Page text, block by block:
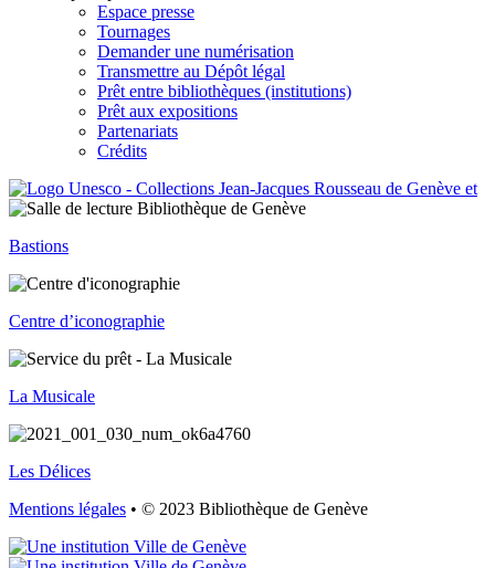
Espace presse
Tournages
Demander une numérisation
Transmettre au Dépôt légal
Prêt entre bibliothèques (institutions)
Prêt aux expositions
Partenariats
Crédits
Bastions
Centre d’iconographie
La Musicale
Les Délices
Mentions légales • © 2023 Bibliothèque de Genève